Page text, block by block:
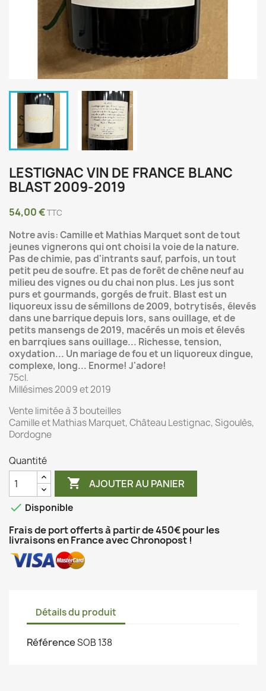
LESTIGNAC VIN DE FRANCE BLANC
BLAST 2009-2019
54,00 €TTC
Notre avis: Camille et Mathias Marquet sont de tout
jeunes vignerons qui ont choisi la voie de la nature.
Pas de chimie, pas d'intrants sauf, parfois, un tout
petit peu de soufre. Et pas de forêt de chêne neuf au
milieu des vignes ou du chai non plus. Les jus sont
purs et gourmands, gorgés de fruit. Blast est un
liquoreux issu de sémillons de 2009, botrytisés, élevés
dans une barrique depuis lors, sans ouillage, et de
petits mansengs de 2019, macérés un mois et élevés
en barrqiues sans ouillage... Richesse, tension,
oxydation... Un mariage de fou et un liquoreux dingue,
complexe, long... Enorme! J'adore!
75cl.
Millésimes 2009 et 2019
Vente limitée à 3 bouteilles
Camille et Mathias Marquet, Château Lestignac, Sigoulès,
Dordogne
Quantité
 AJOUTER AU PANIER
 Disponible
Frais de port offerts à partir de 450€ pour les
livraisons en France avec Chronopost !
Détails du produit
RéférenceSOB 138